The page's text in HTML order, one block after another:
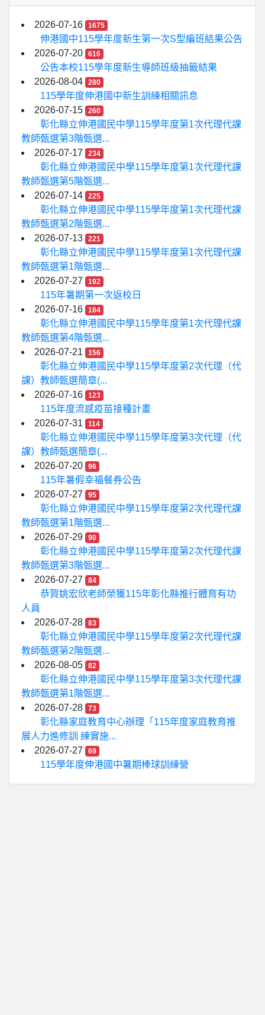
2026-07-16 1675
伸港國中115學年度新生第一次S型編班結果公告
2026-07-20
616
公告本校115學年度新生導師班級抽籤結果
2026-08-04
280
115學年度伸港國中新生訓練相關訊息
2026-07-15
260
彰化縣立伸港國民中學115學年度第1次代理代課
教師甄選第3階甄選...
2026-07-17
234
彰化縣立伸港國民中學115學年度第1次代理代課
教師甄選第5階甄選...
2026-07-14
225
彰化縣立伸港國民中學115學年度第1次代理代課
教師甄選第2階甄選...
2026-07-13
221
彰化縣立伸港國民中學115學年度第1次代理代課
教師甄選第1階甄選...
2026-07-27
192
115年暑期第一次返校日
2026-07-16
184
彰化縣立伸港國民中學115學年度第1次代理代課
教師甄選第4階甄選...
2026-07-21
156
彰化縣立伸港國民中學115學年度第2次代理（代
課）教師甄選簡章(...
2026-07-16
123
115年度流感疫苗接種計畫
2026-07-31
114
彰化縣立伸港國民中學115學年度第3次代理（代
課）教師甄選簡章(...
2026-07-20
96
115年暑假幸福餐券公告
2026-07-27
95
彰化縣立伸港國民中學115學年度第2次代理代課
教師甄選第1階甄選...
2026-07-29
90
彰化縣立伸港國民中學115學年度第2次代理代課
教師甄選第3階甄選...
2026-07-27
84
恭賀姚宏欣老師榮獲115年彰化縣推行體育有功
人員
2026-07-28
83
彰化縣立伸港國民中學115學年度第2次代理代課
教師甄選第2階甄選...
2026-08-05
82
彰化縣立伸港國民中學115學年度第3次代理代課
教師甄選第1階甄選...
2026-07-28
73
彰化縣家庭教育中心辦理「115年度家庭教育推
展人力進修訓 練實施...
2026-07-27
69
115學年度伸港國中暑期棒球訓練營